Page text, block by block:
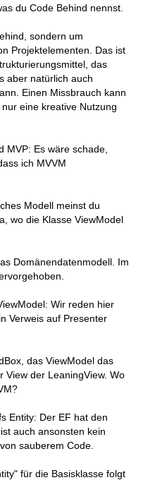
du Code Behind nennst.
sondern um
Projektelementen. Das ist
das
aber natürlich auch
Einen Missbrauch kann
eine kreative Nutzung
MVP: Es wäre schade,
ich MVVM
Modell meinst du
wo die Klasse ViewModel
Domänendatenmodell. Im
Wir reden hier
Verweis auf Presenter
das ViewModel das
View der LeaningView. Wo
Entity: Der EF hat den
auch ansonsten kein
sauberem Code.
für die Basisklasse folgt